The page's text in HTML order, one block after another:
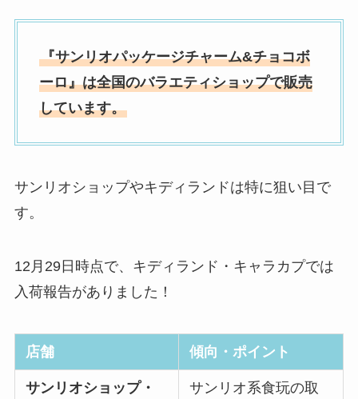
『サンリオパッケージチャーム&チョコボ
ーロ』は全国のバラエティショップで販売
しています。
サンリオショップやキディランドは特に狙い目で
す。
12月29日時点で、キディランド・キャラカプでは
入荷報告がありました！
店舗 傾向・ポイント
サンリオショップ・
サンリオ系食玩の取